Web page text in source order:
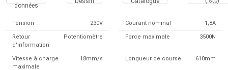
Suomi (EUR)
Svenska (SEK)
données
Tension 230V Courant nominal 1,8A
Retour
d'information
Potentiomètre Force maximale 3500N
Vitesse à charge
maximale
18mm/s Longueur de course 610mm